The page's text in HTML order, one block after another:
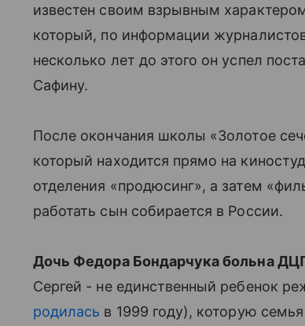
известен своим взрывным
который, по информации
несколько лет до этого он успел
Сафину.
После окончания школы «Золотое
который находится прямо на
отделения «продюсинг», а затем
работать сын собирается в России.
Дочь Федора Бондарчука больна
Сергей - не единственный ребенок
родилась в 1999 году), которую